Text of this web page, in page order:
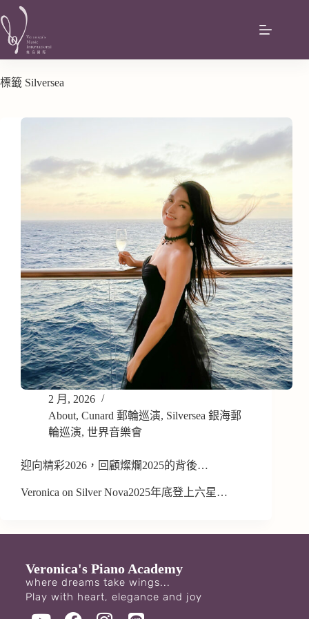
標籤 Silversea
2 月, 2026
About, Cunard 郵輪巡演, Silversea 銀海郵
輪巡演, 世界音樂會
迎向精彩2026，回顧燦爛2025的背後…
Veronica on Silver Nova2025年底登上六星…
Veronica's Piano Academy
where dreams take wings...
Play with heart, elegance and joy